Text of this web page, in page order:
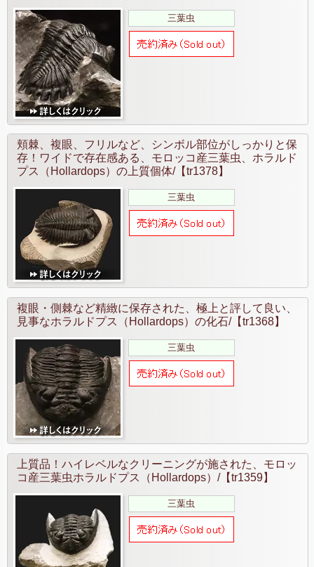
三葉虫
頬棘、複眼、フリルなど、シンボル部位がしっかりと保
存！ワイドで存在感ある、モロッコ産三葉虫、ホラルド
プス（Hollardops）の上質個体/【tr1378】
三葉虫
複眼・側棘など精緻に保存された、極上と評して良い、
見事なホラルドプス（Hollardops）の化石/【tr1368】
三葉虫
上質品！ハイレベルなクリーニングが施された、モロッ
コ産三葉虫ホラルドプス（Hollardops）/【tr1359】
三葉虫